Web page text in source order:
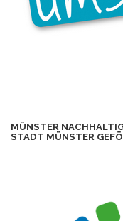
MÜNSTER
STADT MÜNSTER